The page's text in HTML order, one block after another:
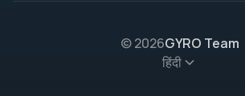
© 2026GYRO Team
हिंदी